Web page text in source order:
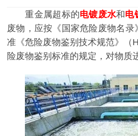
重金属超标的电镀废水和电
废物，应按《国家危险废物名
准《危险废物鉴别技术规范》（
险废物鉴别标准的规定，对物质